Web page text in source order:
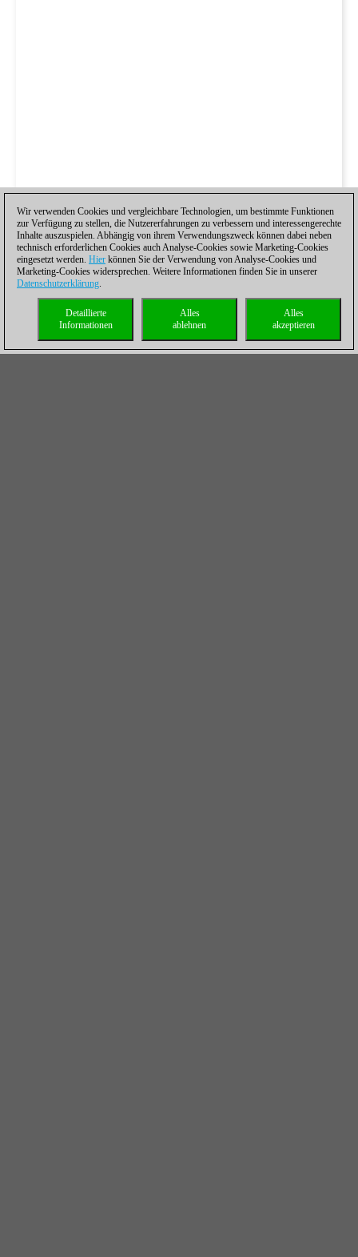
Wir verwenden Cookies und vergleichbare Technologien, um bestimmte Funktionen
zur Verfügung zu stellen, die Nutzererfahrungen zu verbessern und interessengerechte
Inhalte auszuspielen. Abhängig von ihrem Verwendungszweck können dabei neben
technisch erforderlichen Cookies auch Analyse-Cookies sowie Marketing-Cookies
eingesetzt werden. Hier können Sie der Verwendung von Analyse-Cookies und
Marketing-Cookies widersprechen. Weitere Informationen finden Sie in unserer
Datenschutzerklärung.
Alles
akzeptieren
Alles
ablehnen
Detaillierte
Informationen